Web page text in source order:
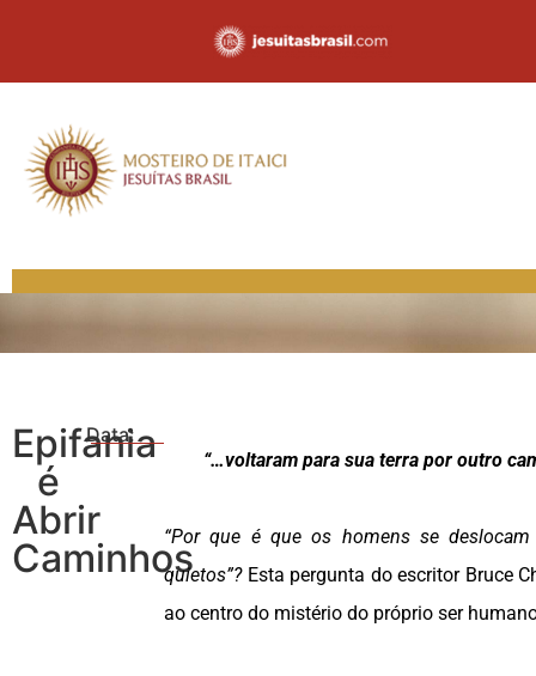
Epifania
é
Abrir
Caminhos
Data:
“…voltaram para sua terra por outro
“Por que é que os homens se
quietos”?Esta pergunta do escritor Bruce
ao centro do mistério do próprio ser